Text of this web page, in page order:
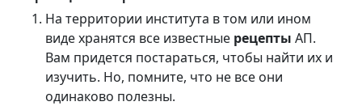
На территории института в том или ином
виде хранятся все известные рецепты АП.
Вам придется постараться, чтобы найти их и
изучить. Но, помните, что не все они
одинаково полезны.